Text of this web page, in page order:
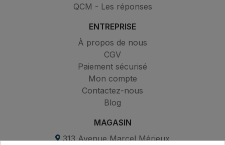
QCM - Les réponses
ENTREPRISE
À propos de nous
CGV
Paiement sécurisé
Mon compte
Contactez-nous
Blog
MAGASIN
313 Avenue Marcel Mérieux